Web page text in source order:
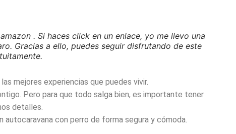
. Si haces click en un enlace, yo me llevo una
Gracias a ello, puedes seguir disfrutando de este
mejores experiencias que puedes vivir.
Pero para que todo salga bien, es importante tener
detalles.
con perro de forma segura y cómoda.